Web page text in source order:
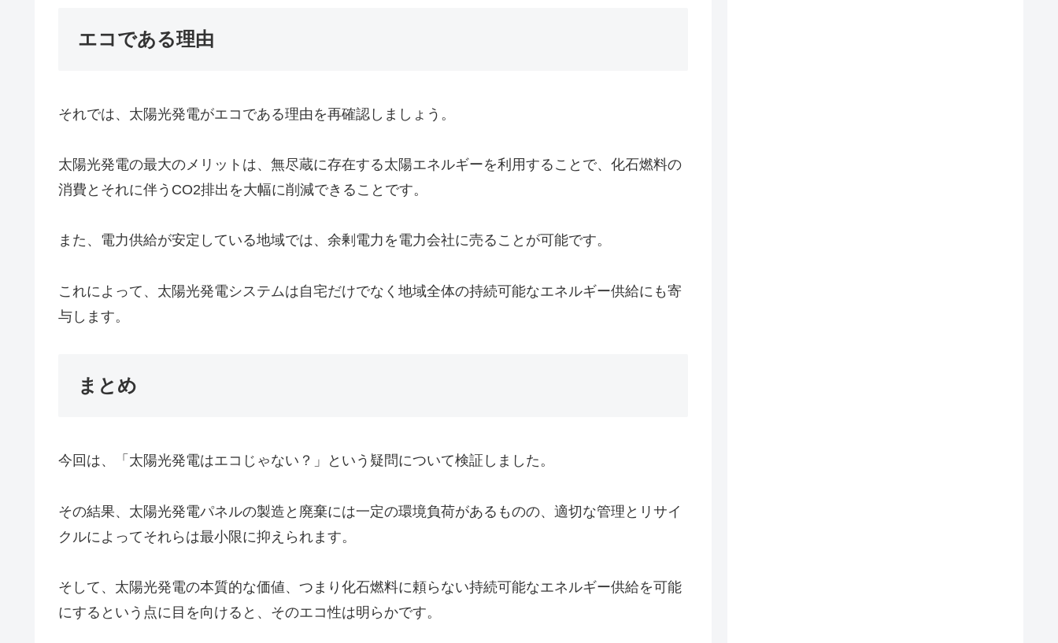
エコである理由
それでは、太陽光発電がエコである理由を再確認しましょう。
太陽光発電の最大のメリットは、無尽蔵に存在する太陽エネルギーを利用することで、化石燃料の
消費とそれに伴うCO2排出を大幅に削減できることです。
また、電力供給が安定している地域では、余剰電力を電力会社に売ることが可能です。
これによって、太陽光発電システムは自宅だけでなく地域全体の持続可能なエネルギー供給にも寄
与します。
まとめ
今回は、「太陽光発電はエコじゃない？」という疑問について検証しました。
その結果、太陽光発電パネルの製造と廃棄には一定の環境負荷があるものの、適切な管理とリサイ
クルによってそれらは最小限に抑えられます。
そして、太陽光発電の本質的な価値、つまり化石燃料に頼らない持続可能なエネルギー供給を可能
にするという点に目を向けると、そのエコ性は明らかです。